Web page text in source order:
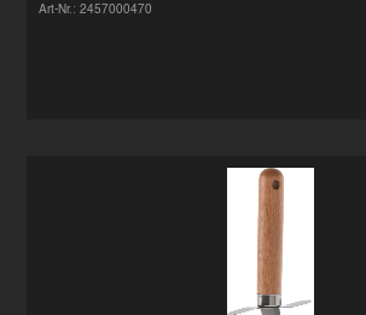
Art-Nr.: 2457000470